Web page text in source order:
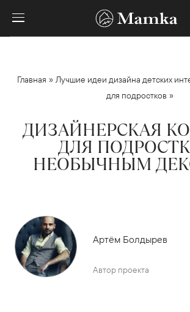
Главная »Лучшие идеи дизайна детских
для подростков »
ДИЗАЙНЕРСКАЯ
ДЛЯ
НЕОБЫЧНЫМ
Артём Болдырев
Автор проекта